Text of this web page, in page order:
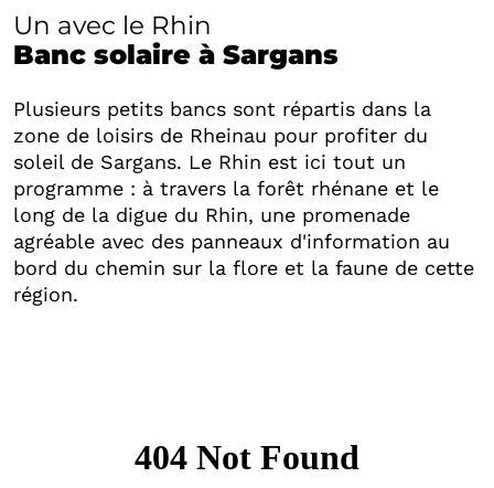
Un avec le Rhin
Banc solaire à Sargans
Plusieurs petits bancs sont répartis dans la
zone de loisirs de Rheinau pour profiter du
soleil de Sargans. Le Rhin est ici tout un
programme : à travers la forêt rhénane et le
long de la digue du Rhin, une promenade
agréable avec des panneaux d'information au
bord du chemin sur la flore et la faune de cette
région.